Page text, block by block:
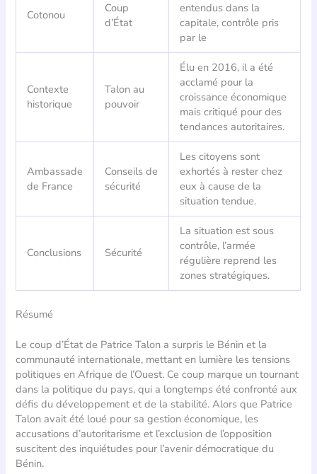
Cotonou
Coup
d’État
entendus dans la
capitale, contrôle pris
par le
Contexte
historique
Talon au
pouvoir
Élu en 2016, il a été
acclamé pour la
croissance économique
mais critiqué pour des
tendances autoritaires.
Ambassade
de France
Conseils de
sécurité
Les citoyens sont
exhortés à rester chez
eux à cause de la
situation tendue.
Conclusions Sécurité
La situation est sous
contrôle, l’armée
régulière reprend les
zones stratégiques.
Résumé
Le coup d’État de Patrice Talon a surpris le Bénin et la
communauté internationale, mettant en lumière les tensions
politiques en Afrique de l’Ouest. Ce coup marque un tournant
dans la politique du pays, qui a longtemps été confronté aux
défis du développement et de la stabilité. Alors que Patrice
Talon avait été loué pour sa gestion économique, les
accusations d’autoritarisme et l’exclusion de l’opposition
suscitent des inquiétudes pour l’avenir démocratique du
Bénin.